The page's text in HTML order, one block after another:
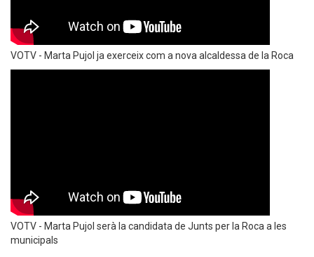
VOTV - Marta Pujol ja exerceix com a nova alcaldessa de la Roca
VOTV - Marta Pujol serà la candidata de Junts per la Roca a les
municipals